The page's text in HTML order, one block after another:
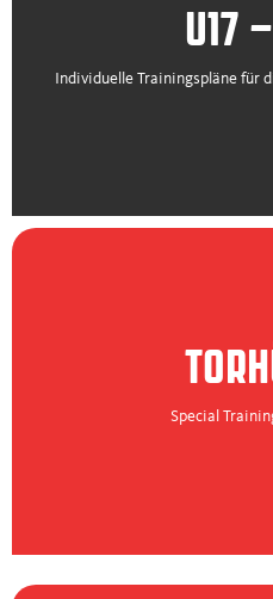
U17
Individuelle Trainingspläne für
Special